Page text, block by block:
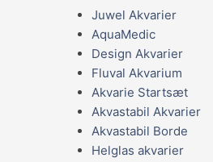
Juwel Akvarier
AquaMedic
Design Akvarier
Fluval Akvarium
Akvarie Startsæt
Akvastabil Akvarier
Akvastabil Borde
Helglas akvarier